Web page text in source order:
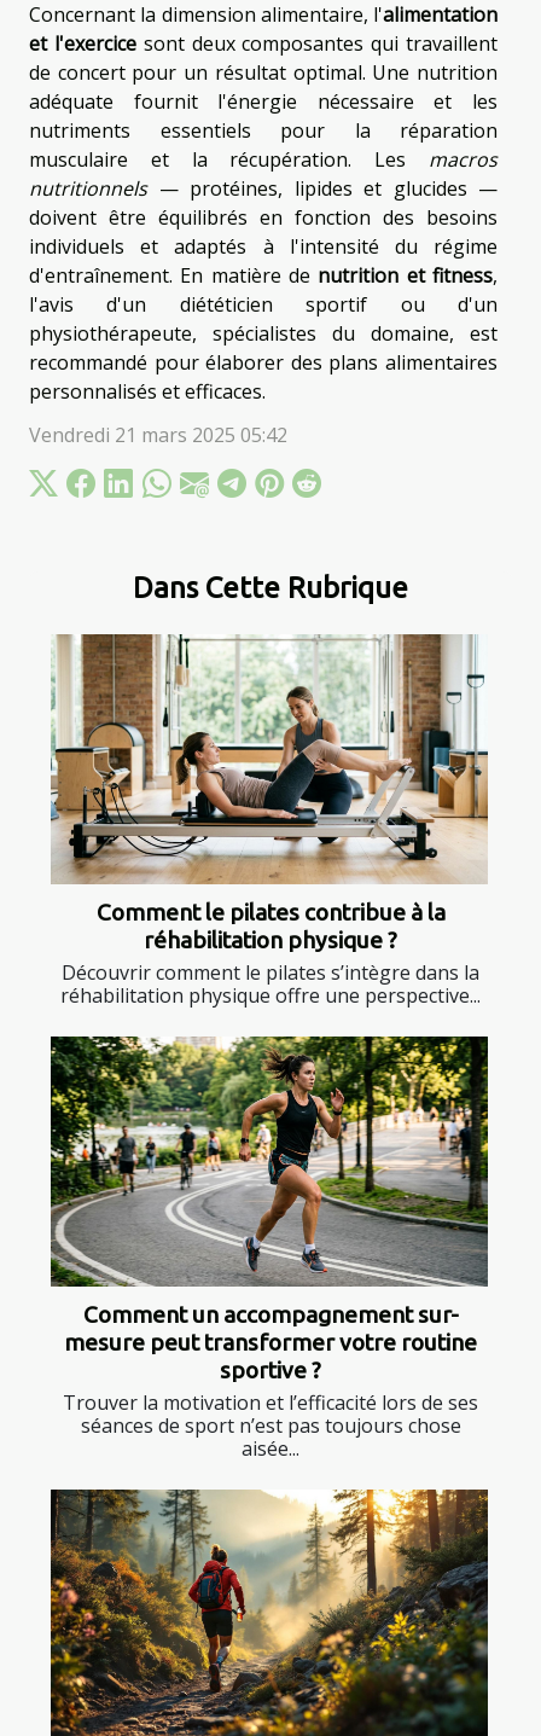
Concernant la dimension alimentaire, l'alimentation
et l'exercicesont deux composantes qui travaillent
de concert pour un résultat optimal. Une nutrition
adéquate fournit l'énergie nécessaire et les
nutriments essentiels pour la réparation
musculaire et la récupération. Les macros
nutritionnels— protéines, lipides et glucides —
doivent être équilibrés en fonction des besoins
individuels et adaptés à l'intensité du régime
d'entraînement. En matière de nutrition et fitness,
l'avis d'un diététicien sportif ou d'un
physiothérapeute, spécialistes du domaine, est
recommandé pour élaborer des plans alimentaires
personnalisés et efficaces.
Vendredi 21 mars 2025 05:42
Dans Cette Rubrique
Comment le pilates contribue à la
réhabilitation physique ?
Découvrir comment le pilates s’intègre dans la
réhabilitation physique offre une perspective...
Comment un accompagnement sur-
mesure peut transformer votre routine
sportive ?
Trouver la motivation et l’efficacité lors de ses
séances de sport n’est pas toujours chose
aisée...